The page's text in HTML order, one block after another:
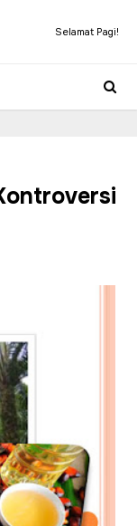
Selamat Pagi!